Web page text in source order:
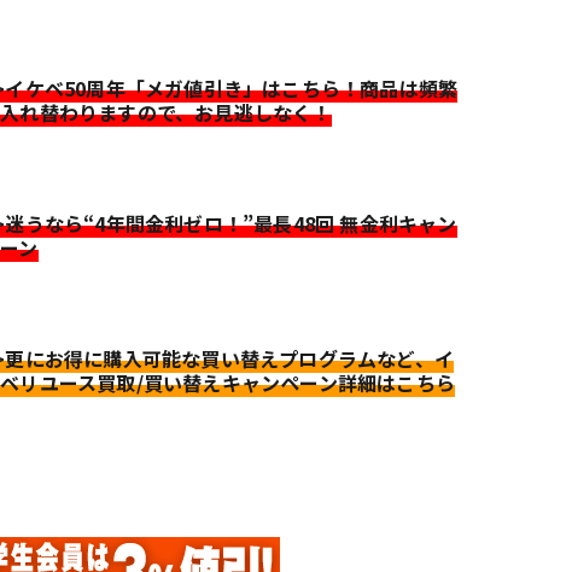
ケベ50周年「メガ値引き」はこちら！商品は頻繁
れ替わりますので、お見逃しなく！
うなら“4年間金利ゼロ！”最長48回 無金利キャン
ン
にお得に購入可能な買い替えプログラムなど、イ
リユース買取/買い替えキャンペーン詳細はこちら